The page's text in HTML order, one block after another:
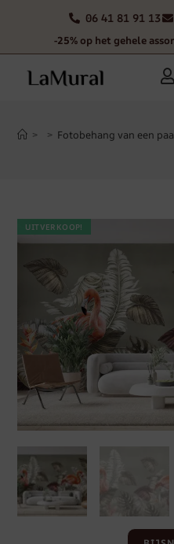
06 41 81 91 13
-25% op het gehele
> > Fotobehang van een
UITVERKOOP!